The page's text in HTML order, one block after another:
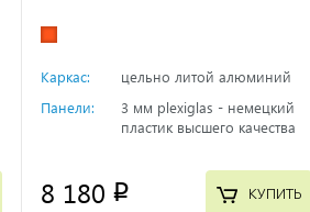
Каркас:
цельно литой алюминий
Панели:
3 мм plexiglas - немецкий
пластик высшего качества
8 180 p КУПИТЬ